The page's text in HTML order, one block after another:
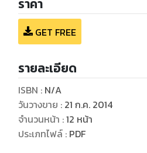
ราคา
GET FREE
รายละเอียด
ISBN : N/A
วันวางขาย : 21 ก.ค. 2014
จำนวนหน้า :12 หน้า
ประเภทไฟล์: PDF